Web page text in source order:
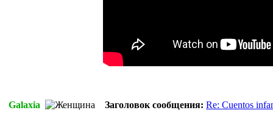
Galaxia Заголовок сообщения: Re: Cuentos